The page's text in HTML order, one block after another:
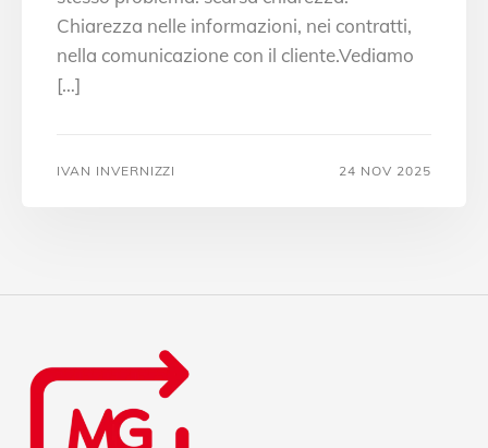
Chiarezza nelle informazioni, nei contratti,
nella comunicazione con il cliente.Vediamo
[…]
IVAN INVERNIZZI 24 NOV 2025